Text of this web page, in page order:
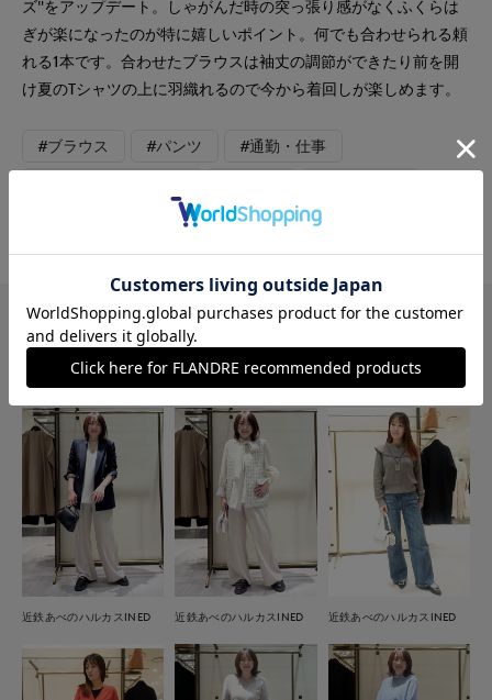
ズ"をアップデート。しゃがんだ時の突っ張り感がなくふくらは
ぎが楽になったのが特に嬉しいポイント。何でも合わせられる頼
れる1本です。合わせたブラウスは袖丈の調節ができたり前を開
け夏のTシャツの上に羽織れるので今から着回しが楽しめます。
#ブラウス #パンツ #通勤・仕事
#美脚パンツ
このショップの他のコーディネート
Coodinate
近鉄あべのハルカスINED 近鉄あべのハルカスINED 近鉄あべのハルカスINED